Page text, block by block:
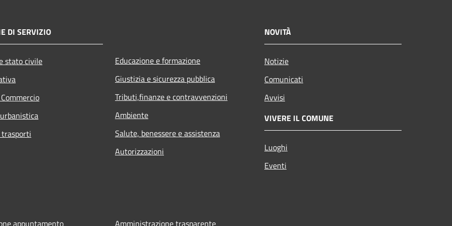
DI SERVIZIO
stato civile
Educazione e formazione
Giustizia e sicurezza pubblica
Tributi,finanze e contravvenzioni
Ambiente
Salute, benessere e assistenza
Autorizzazioni
NOVITÀ
Notizie
Comunicati
Avvisi
VIVERE IL COMUNE
Luoghi
Eventi
appuntamento Amministrazione trasparente